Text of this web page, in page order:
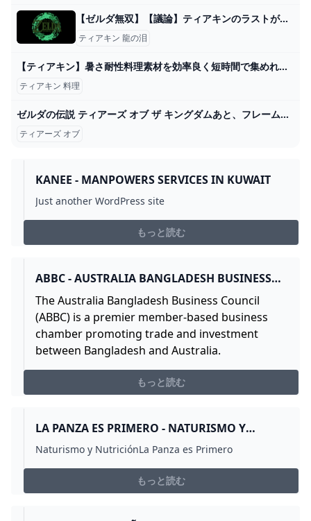
【ゼルダ無双】【議論】ティアキンのラストが色々言われてるのはこういうところｗ ゼルダの伝説ティアキン攻略まとめ隊
ティアキン 龍の泪
【ティアキン】暑さ耐性料理素材を効率良く短時間で集めれる場所紹介！【ゼルダの伝説 ティアーズ オブ ザ キングダム】 - YouTube
ティアキン 料理
ゼルダの伝説 ティアーズ オブ ザ キングダムあと、フレームが曲がったときにいちいち眼鏡店に行かなくてよいのは楽です。 2024
ティアーズ オブ
KANEE - MANPOWERS SERVICES IN KUWAIT
Just another WordPress site
もっと読む
ABBC - AUSTRALIA BANGLADESH BUSINESS
COUNCIL
The Australia Bangladesh Business Council
(ABBC) is a premier member-based business
chamber promoting trade and investment
between Bangladesh and Australia.
もっと読む
LA PANZA ES PRIMERO - NATURISMO Y
NUTRICIÓN
Naturismo y NutriciónLa Panza es Primero
もっと読む